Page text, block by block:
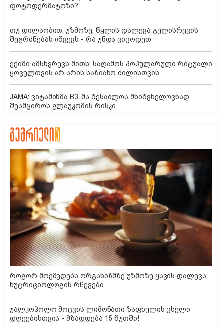
ფოტოდერმატოზი?
თუ დილაობით, უზმოზე, წყლის დალევა გულისრევის
შეგრძნებას იწვევს - რა უნდა ვიცოდეთ
ექიმი ამსხვრევს მითს: საღამოს პოპულარული რიტუალი
ყოველთვის არ არის საზიანო ძილისთვის
JAMA: ვიტამინმა B3-მა შესაძლოა მნიშვნელოვნად
შეამციროს გლაუკომის რისკი
როგორ მოქმედებს ორგანიზმზე უზმოზე ყავის დალევა:
ნუტრიციოლოგის რჩევები
უალკოჰოლო მოცვის ლიმონათი ზაფხულის ცხელი
დღეებისთვის - მზადდება 15 წუთში!